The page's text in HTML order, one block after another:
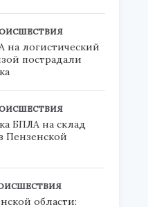
на логистический
пострадали
БПЛА на склад
Пензенской
области: